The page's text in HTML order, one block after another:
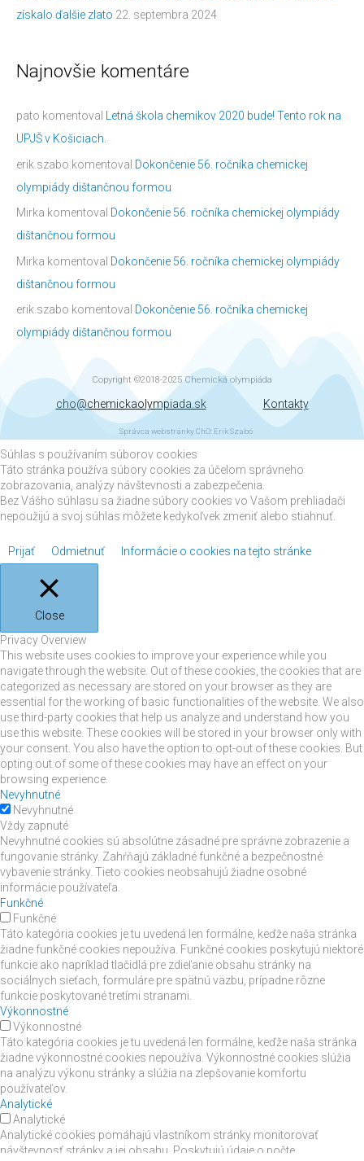
získalo ďalšie zlato 22. septembra 2024
Najnovšie komentáre
pato komentoval Letná škola chemikov 2020 bude! Tento rok na
UPJŠ v Košiciach.
erik.szabo komentoval Dokončenie 56. ročníka chemickej
olympiády dištančnou formou
Mirka komentoval Dokončenie 56. ročníka chemickej olympiády
dištančnou formou
Mirka komentoval Dokončenie 56. ročníka chemickej olympiády
dištančnou formou
erik.szabo komentoval Dokončenie 56. ročníka chemickej
olympiády dištančnou formou
Copyright ©2018-2025Chemická olympiáda
cho@chemickaolympiada.sk Kontakty
Správca webstránky ChO: Erik Szabó
Súhlas s používaním súborov cookies
Táto stránka používa súbory cookies za účelom správneho
zobrazovania, analýzy návštevnosti a zabezpečenia.
Bez Vášho súhlasu sa žiadne súbory cookies vo Vašom prehliadači
nepoužijú a svoj súhlas môžete kedykoľvek zmeniť alebo stiahnuť.
Prijať Odmietnuť Informácie o cookies na tejto stránke
Close
Privacy Overview
This website uses cookies to improve your experience while you
navigate through the website. Out of these cookies, the cookies that are
categorized as necessary are stored on your browser as they are
essential for the working of basic functionalities of the website. We also
use third-party cookies that help us analyze and understand how you
use this website. These cookies will be stored in your browser only with
your consent. You also have the option to opt-out of these cookies. But
opting out of some of these cookies may have an effect on your
browsing experience.
Nevyhnutné
Nevyhnutné
Vždy zapnuté
Nevyhnutné cookies sú absolútne zásadné pre správne zobrazenie a
fungovanie stránky. Zahŕňajú základné funkčné a bezpečnostné
vybavenie stránky. Tieto cookies neobsahujú žiadne osobné
informácie používateľa.
Funkčné
Funkčné
Táto kategória cookies je tu uvedená len formálne, keďže naša stránka
žiadne funkčné cookies nepoužíva. Funkčné cookies poskytujú niektoré
funkcie ako napríklad tlačidlá pre zdieľanie obsahu stránky na
sociálnych sieťach, formuláre pre spätnú väzbu, prípadne rôzne
funkcie poskytované tretími stranami.
Výkonnostné
Výkonnostné
Táto kategória cookies je tu uvedená len formálne, keďže naša stránka
žiadne výkonnostné cookies nepoužíva. Výkonnostné cookies slúžia
na analýzu výkonu stránky a slúžia na zlepšovanie komfortu
používateľov.
Analytické
Analytické
Analytické cookies pomáhajú vlastníkom stránky monitorovať
návštevnosť stránky a jej obsahu. Poskytujú údaje o počte